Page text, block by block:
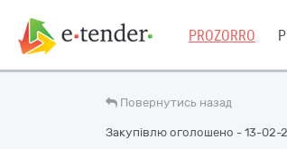
PROZORRO
Повернутись назад
Закупівлю оголошено - 13-02-